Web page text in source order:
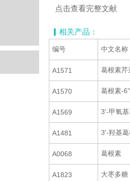
点击查看完整文献
▎相关产品：
编号 中文名称
A1571 葛根素芹
A1570 葛根素-
A1569 3'-甲氧
A1481 3'-羟基
A0068 葛根素
A1823 大枣多糖